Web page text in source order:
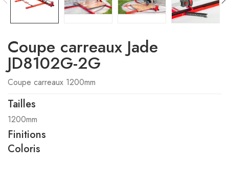
Coupe carreaux Jade
JD8102G-2G
Coupe carreaux 1200mm
Tailles
1200mm
Finitions
Coloris